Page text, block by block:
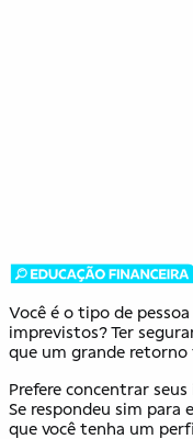
Você é o tipo de
imprevistos? Ter
que um grande retorno
Prefere concentrar
Se respondeu sim para
que você tenha um